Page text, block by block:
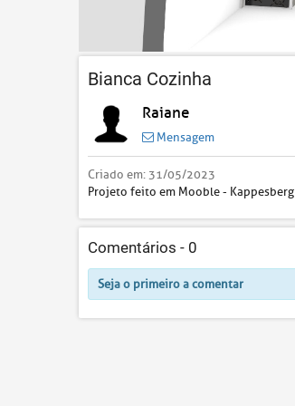
Bianca Cozinha
Raiane
Mensagem
Criado em: 31/05/2023
Projeto feito em Mooble - Kappesberg
Comentários - 0
Seja o primeiro a comentar